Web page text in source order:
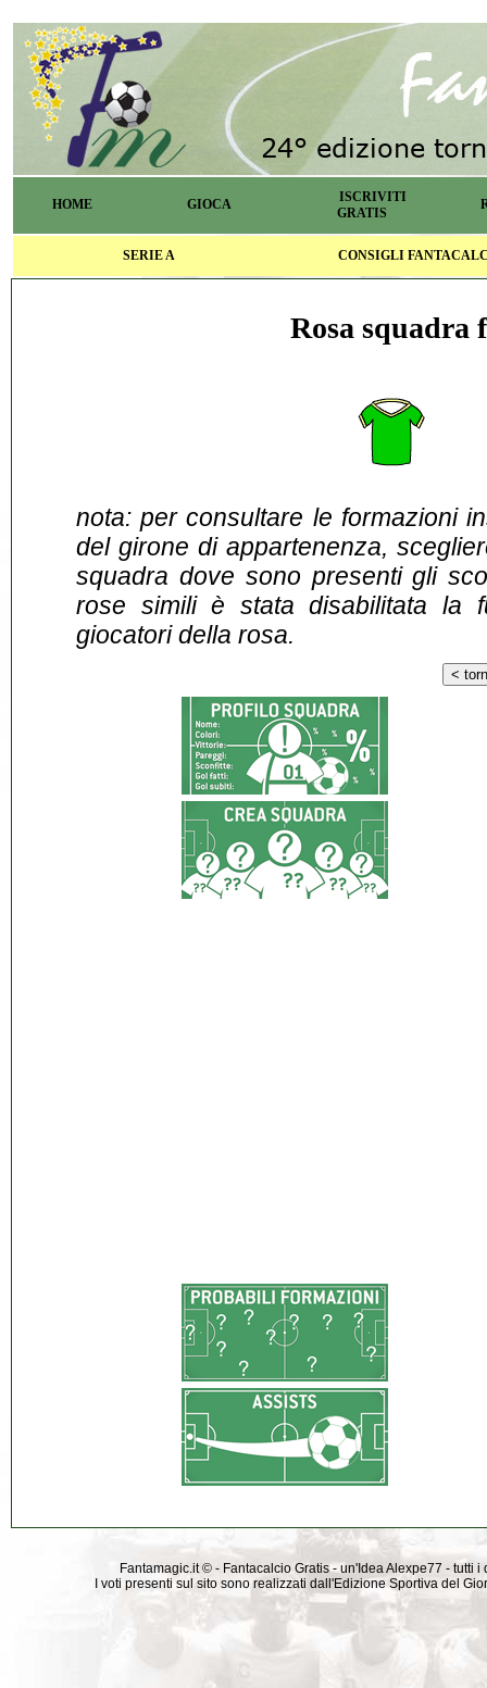
HOME GIOCA
ISCRIVITI
GRATIS
SERIE A CONSIGLI
Rosa squadra
nota: per consultare le formazioni
del girone di appartenenza,
squadra dove sono presenti gli
rose simili è stata disabilitata la
giocatori della rosa.
Fantamagic.it © - Fantacalcio Gratis - un'Idea Alexpe77 -
I voti presenti sul sito sono realizzati dall'Edizione Sportiva del